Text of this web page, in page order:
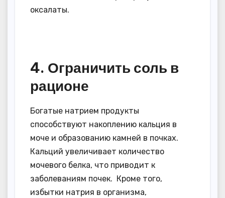
оксалаты.
4. Ограничить соль в
рационе
Богатые натрием продукты
способствуют накоплению кальция в
моче и образованию камней в почках.
Кальций увеличивает количество
мочевого белка, что приводит к
заболеваниям почек. Кроме того,
избытки натрия в организма,